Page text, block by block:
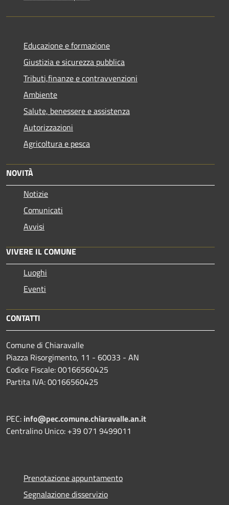
Educazione e formazione
Giustizia e sicurezza pubblica
Tributi,finanze e contravvenzioni
Ambiente
Salute, benessere e assistenza
Autorizzazioni
Agricoltura e pesca
NOVITÀ
Notizie
Comunicati
Avvisi
VIVERE IL COMUNE
Luoghi
Eventi
CONTATTI
Comune di Chiaravalle
Piazza Risorgimento, 11 - 60033 - AN
Codice Fiscale: 00166560425
Partita IVA: 00166560425
PEC: info@pec.comune.chiaravalle.an.it
Centralino Unico: +39 071 9499011
Prenotazione appuntamento
Segnalazione disservizio